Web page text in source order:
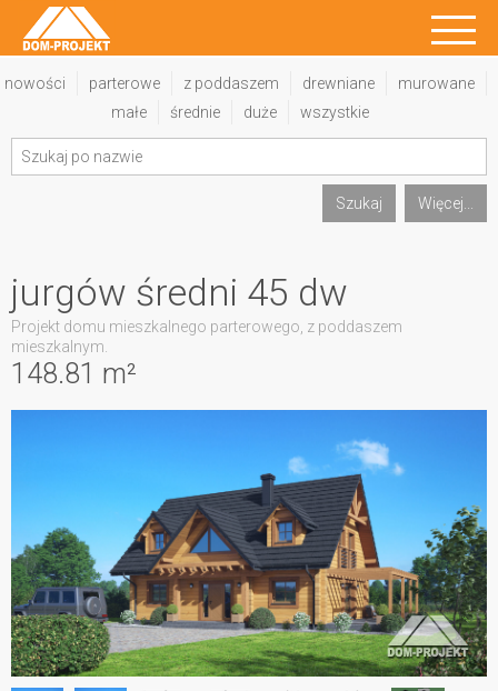
nowości parterowe z poddaszem drewniane
murowane
małe
średnie duże wszystkie
Szukaj Więcej...
148.81 m²
jurgów średni 45 dw
Projekt domu mieszkalnego parterowego, z poddaszem
mieszkalnym.